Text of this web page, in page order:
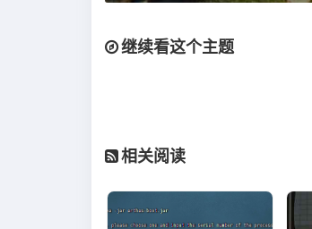
继续看这个主题
相关阅读